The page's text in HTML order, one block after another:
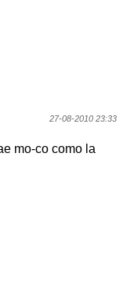
27-08-2010 23:33
mo-co como la